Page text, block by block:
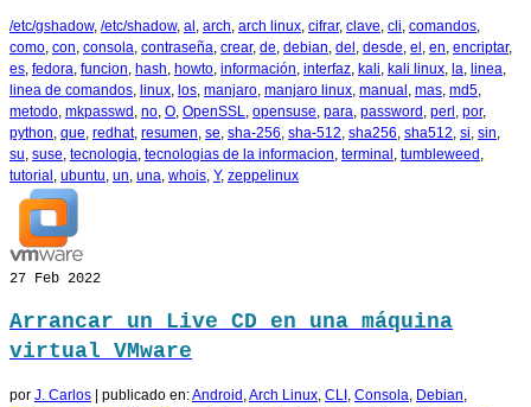
/etc/gshadow, /etc/shadow, al , arch, arch linux, cifrar, clave, cli, comandos,
como, con, consola, contraseña, crear, de, debian, del , desde, el , en, encriptar,
es, fedora, funcion, hash, howto, información, interfaz, kali, kali linux, la, linea,
linea de comandos, linux, los, manjaro, manjaro linux, manual , mas, md5,
metodo, mkpasswd , no, O, OpenSSL, opensuse, para, password , perl , por,
python, que, redhat, resumen, se, sha-256, sha-512, sha256, sha512, si, sin,
su, suse, tecnologia, tecnologias de la informacion, terminal , tumbleweed ,
tutorial , ubuntu, un, una, whois, Y, zeppelinux
27 Feb 2022
Arrancar un Live CD en una máquina
virtual VMware
por J. Carlos publicado en:Android ,Arch Linux, CLI , Consola, Debian,